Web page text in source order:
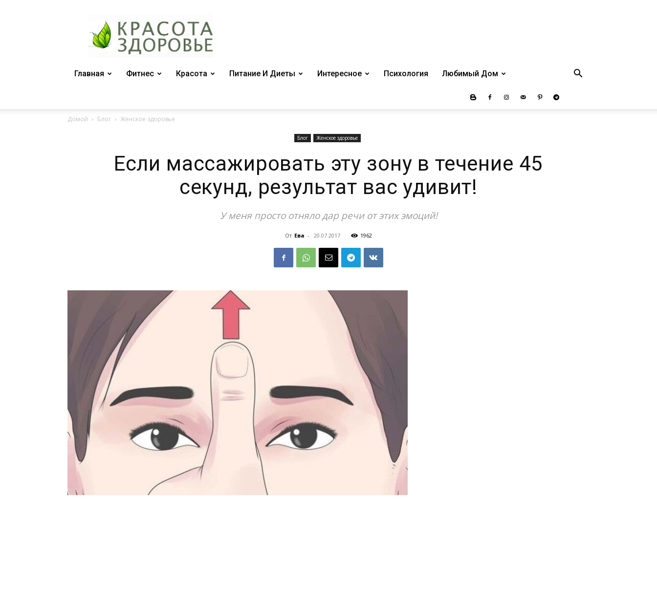
журнал
"Красота
и
Главная
Фитнес Красота Питание И Диеты Интересное Психология Любимый Дом
Домой Блог Женское здоровье
Блог Женское здоровье
Если массажировать эту зону в течение 45
секунд, результат вас удивит!
У меня просто отняло дар речи от этих эмоций!
От Ева - 20.07.2017 1962